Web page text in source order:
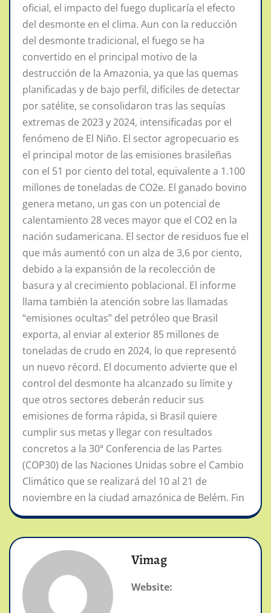
oficial, el impacto del fuego duplicaría el efecto
del desmonte en el clima. Aun con la reducción
del desmonte tradicional, el fuego se ha
convertido en el principal motivo de la
destrucción de la Amazonia, ya que las quemas
planificadas y de bajo perfil, difíciles de detectar
por satélite, se consolidaron tras las sequías
extremas de 2023 y 2024, intensificadas por el
fenómeno de El Niño. El sector agropecuario es
el principal motor de las emisiones brasileñas
con el 51 por ciento del total, equivalente a 1.100
millones de toneladas de CO2e. El ganado bovino
genera metano, un gas con un potencial de
calentamiento 28 veces mayor que el CO2 en la
nación sudamericana. El sector de residuos fue el
que más aumentó con un alza de 3,6 por ciento,
debido a la expansión de la recolección de
basura y al crecimiento poblacional. El informe
llama también la atención sobre las llamadas
“emisiones ocultas” del petróleo que Brasil
exporta, al enviar al exterior 85 millones de
toneladas de crudo en 2024, lo que representó
un nuevo récord. El documento advierte que el
control del desmonte ha alcanzado su límite y
que otros sectores deberán reducir sus
emisiones de forma rápida, si Brasil quiere
cumplir sus metas y llegar con resultados
concretos a la 30ª Conferencia de las Partes
(COP30) de las Naciones Unidas sobre el Cambio
Climático que se realizará del 10 al 21 de
noviembre en la ciudad amazónica de Belém. Fin
Vimag
Website: